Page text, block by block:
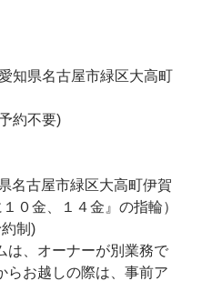
県名古屋市緑区大高町
約不要)
名古屋市緑区大高町伊賀
０金、１４金』の指輪）
制)
、オーナーが別業務で
らお越しの際は、事前ア